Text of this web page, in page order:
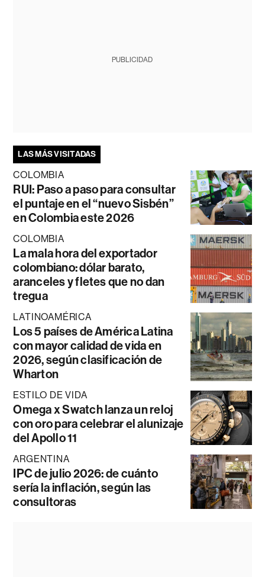
PUBLICIDAD
LAS MÁS VISITADAS
COLOMBIA
RUI: Paso a paso para consultar
el puntaje en el “nuevo Sisbén”
en Colombia este 2026
COLOMBIA
La mala hora del exportador
colombiano: dólar barato,
aranceles y fletes que no dan
tregua
LATINOAMÉRICA
Los 5 países de América Latina
con mayor calidad de vida en
2026, según clasificación de
Wharton
ESTILO DE VIDA
Omega x Swatch lanza un reloj
con oro para celebrar el alunizaje
del Apollo 11
ARGENTINA
IPC de julio 2026: de cuánto
sería la inflación, según las
consultoras